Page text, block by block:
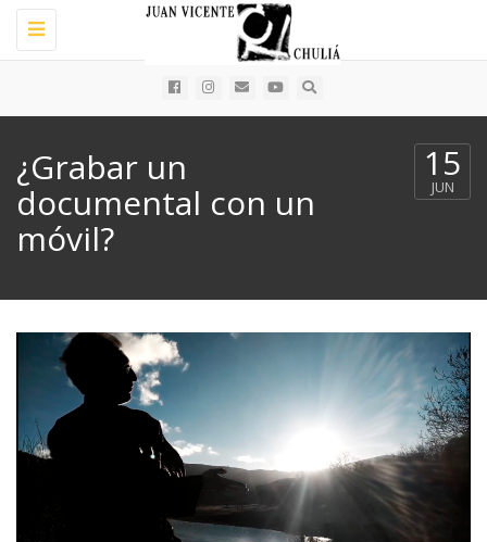
Toggle
navigation
¿Grabar un
documental con un
móvil?
15
JUN